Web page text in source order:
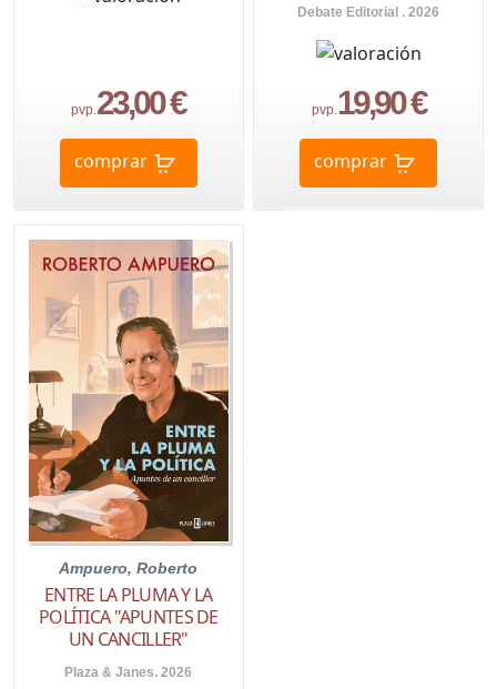
pvp. 23,00 €
comprar
Debate Editorial . 2026
pvp. 19,90 €
comprar
Ampuero, Roberto
ENTRE LA PLUMA Y LA
POLÍTICA "APUNTES DE
UN CANCILLER"
Plaza & Janes. 2026